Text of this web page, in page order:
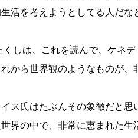
活を考えようとしてる人だな
しは、これを読んで、ケネデ
から世界観のようなものが、
ス氏はたぶんその象徴だと
世界の中で、非常に恵まれた